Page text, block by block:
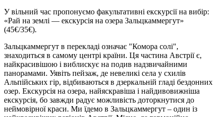
У вільний час пропонуємо факультативні екскурсії на вибір:
«Рай на землі — екскурсія на озера Зальцкаммергут»
(45€/35€).
Зальцкаммергут в перекладі означає "Комора солі",
знаходиться в самому центрі країни. Ця частина Австрії є,
найкрасивішою і виблискує на подив надзвичайними
панорамами. Уявіть пейзаж, де невеликі села у схилів
Альпійських гір, відбиваються в дзеркальній гладі бездонних
озер. Екскурсія на озера, найяскравіша і найдивовижніша
екскурсія, бо завжди радує можливість доторкнутися до
неймовірної краси. Ми їдемо в Зальцкаммергут – один із